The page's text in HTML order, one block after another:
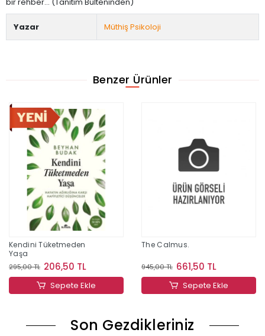
Yazar Müthiş Psikoloji
Benzer Ürünler
Kendini Tüketmeden
Yaşa
295,00 TL 206,50 TL
Sepete Ekle
The Calmus.
945,00 TL 661,50 TL
Sepete Ekle
Son Gezdikleriniz